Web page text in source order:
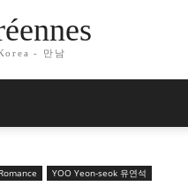
- 만남
Romance YOO Yeon-seok 유연석